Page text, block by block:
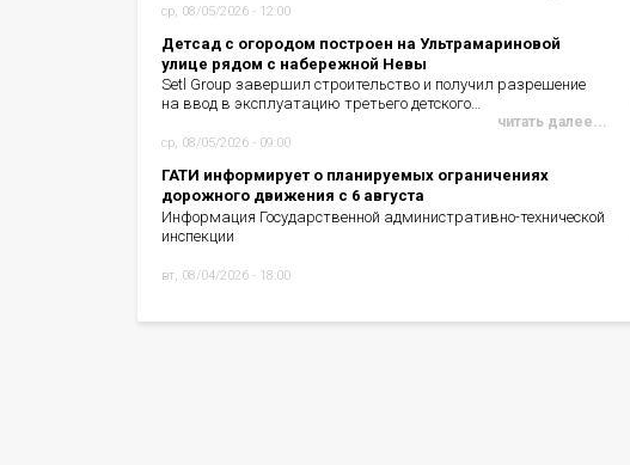
ср, 08/05/2026 - 12:00
Детсад с огородом построен на Ультрамариновой
улице рядом с набережной Невы
Setl Group завершил строительство и получил разрешение
на ввод в эксплуатацию третьего детского…
читать далее...
ср, 08/05/2026 - 09:00
ГАТИ информирует о планируемых ограничениях
дорожного движения с 6 августа
Информация Государственной административно-технической
инспекции
вт, 08/04/2026 - 18:00